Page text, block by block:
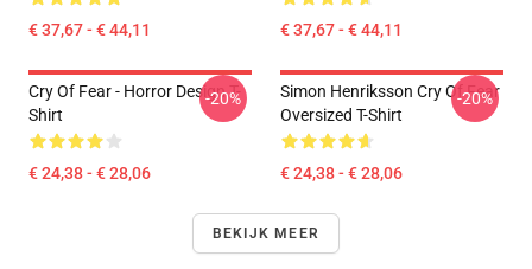
€ 37,67 - € 44,11 € 37,67 - € 44,11
Cry Of Fear - Horror Design T-
Shirt
€ 24,38 - € 28,06
-20%
Simon Henriksson Cry Of Fear
Oversized T-Shirt
€ 24,38 - € 28,06
-20%
BEKIJK MEER